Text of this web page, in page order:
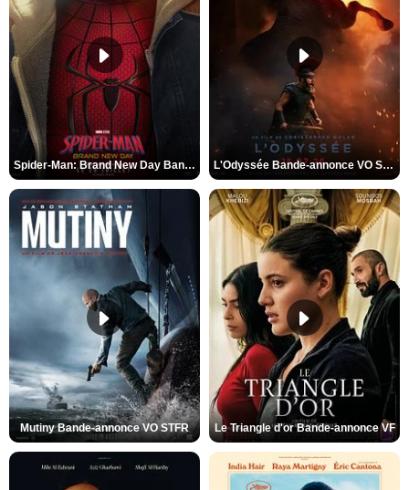
Spider-Man: Brand New Day Bande-annonce VO STFR L'Odyssée Bande-annonce VO STFR
Mutiny Bande-annonce VO STFR Le Triangle d'or Bande-annonce VF